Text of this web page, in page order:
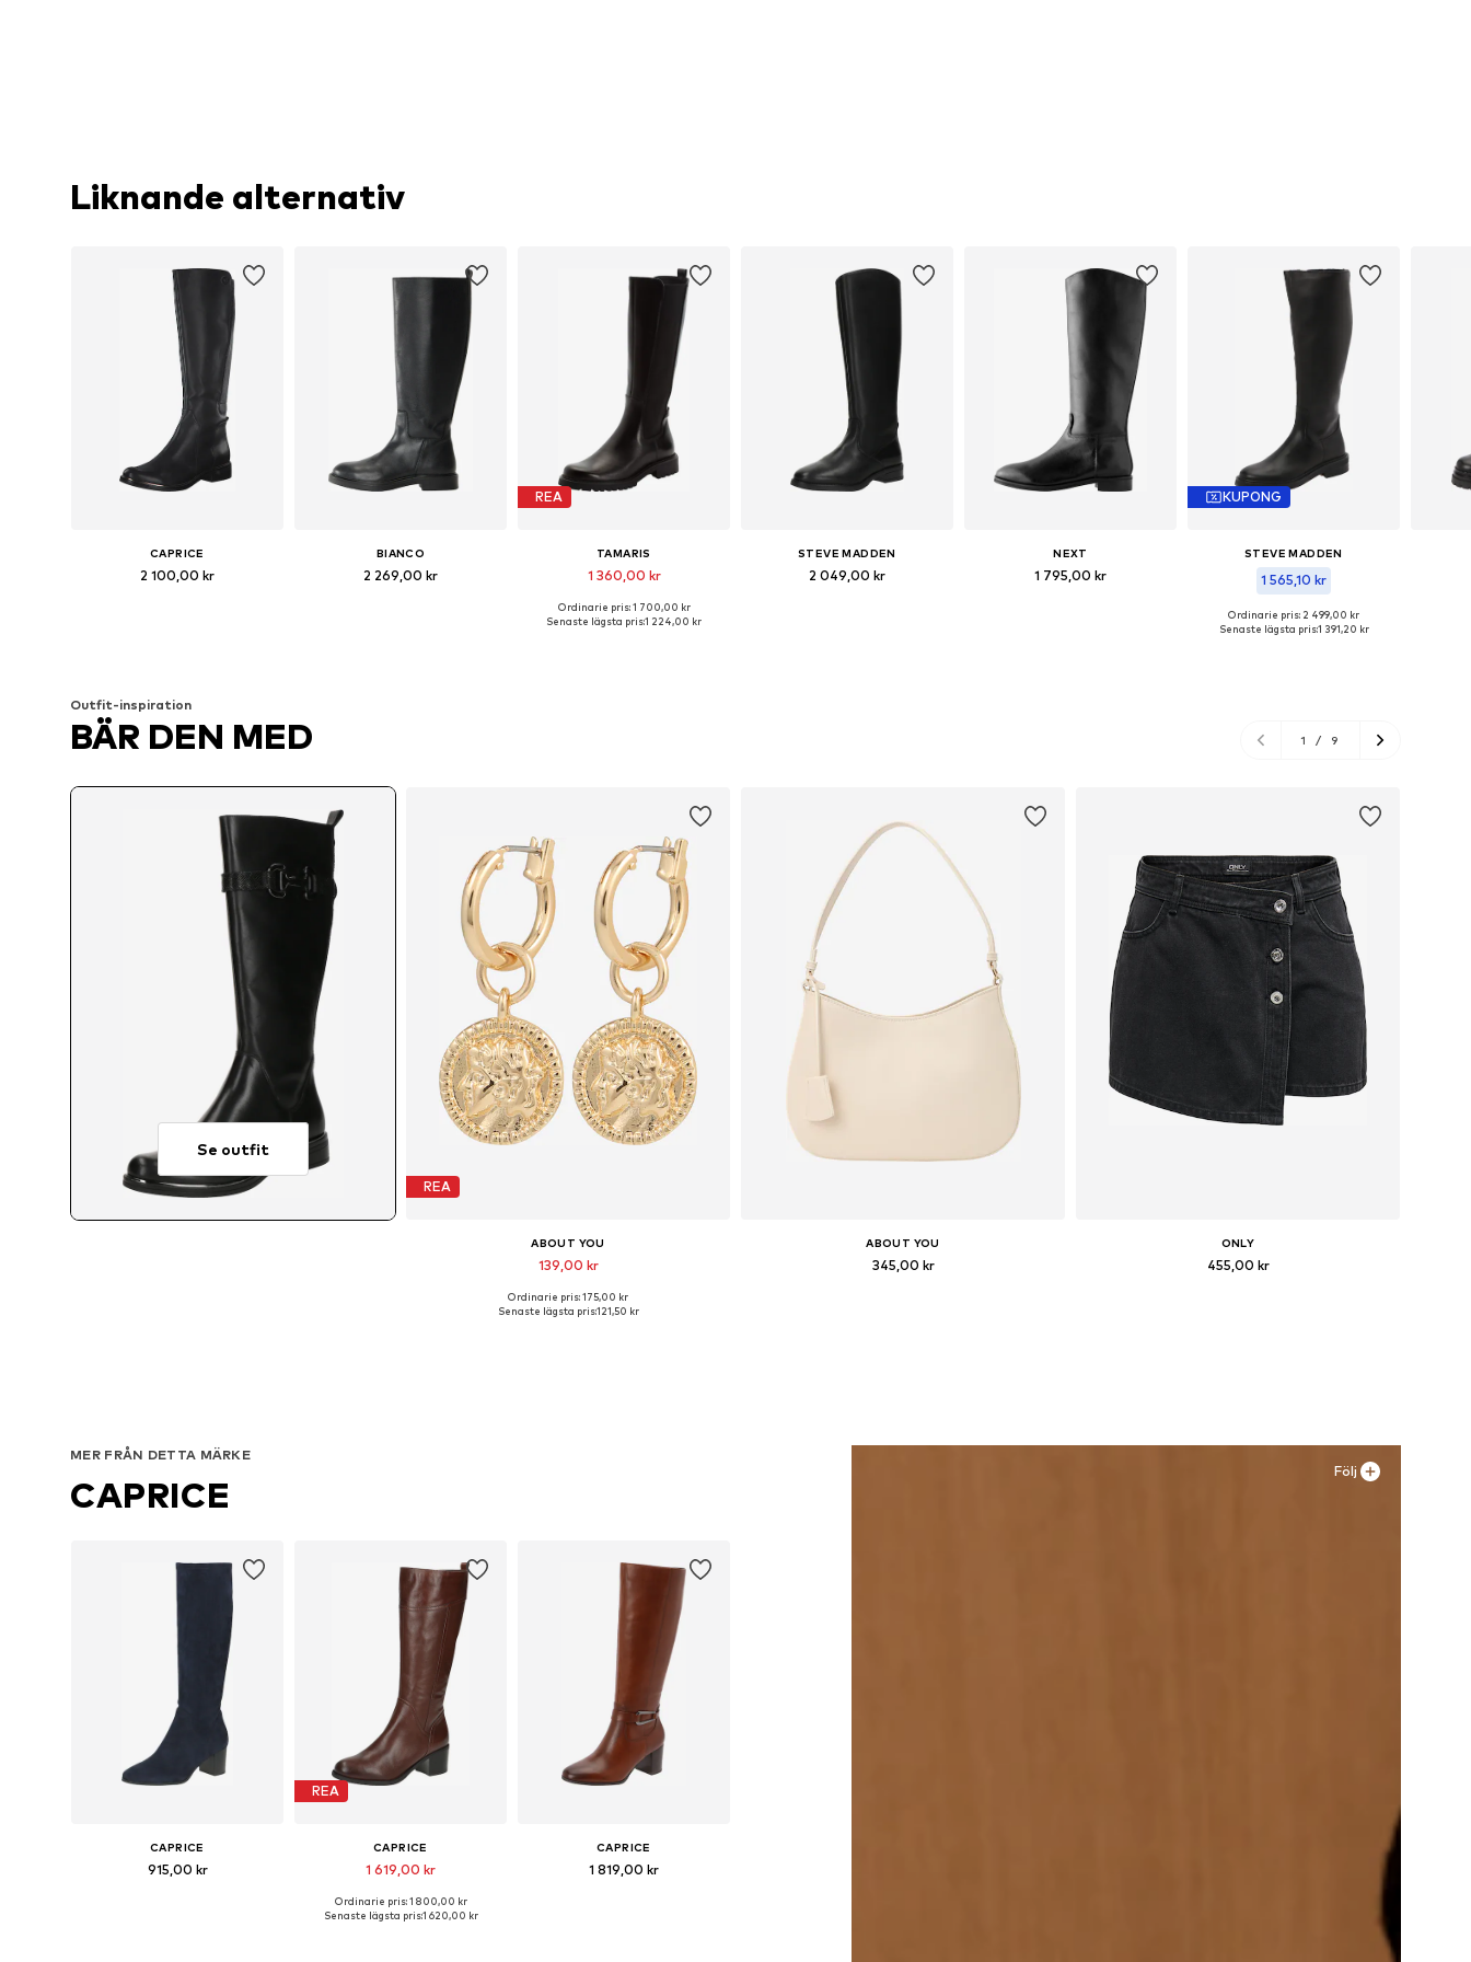
Liknande alternativ
CAPRICE
2 100,00 kr
BIANCO
2 269,00 kr
REA
TAMARIS
1 360,00 kr
Ordinarie pris: 1 700,00 kr
Senaste lägsta pris:1 224,00 kr
STEVE MADDEN
2 049,00 kr
NEXT
1 795,00 kr
KUPONG
STEVE MADDEN
1 565,10 kr
Ordinarie pris: 2 499,00 kr
Senaste lägsta pris:1 391,20 kr
Outfit-inspiration
BÄR DEN MED 1 / 9
Se outfit
REA
ABOUT YOU
139,00 kr
Tillgängliga storlekar: One Size
Ordinarie pris: 175,00 kr
Senaste lägsta pris:121,50 kr
ABOUT YOU
345,00 kr
ONLY
455,00 kr
Följ
MER FRÅN DETTA MÄRKE
CAPRICE
CAPRICE
915,00 kr
REA
CAPRICE
1 619,00 kr
Tillgänglig i många storlekar
Ordinarie pris: 1 800,00 kr
Senaste lägsta pris:1 620,00 kr
CAPRICE
1 819,00 kr